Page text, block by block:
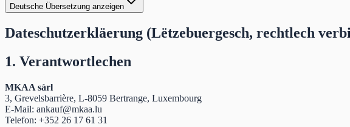
Deutsche Übersetzung anzeigen
Dateschutzerkläerung (Lëtzebuergesch, rechtlech
1. Verantwortlechen
MKAA sàrl
3, Grevelsbarrière, L-8059 Bertrange, Luxembourg
E-Mail: ankauf@mkaa.lu
Telefon: +352 26 17 61 31